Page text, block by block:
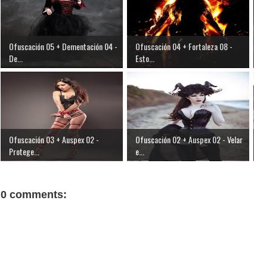
Ofuscación 05 + Dementación 04 -
De...
Ofuscación 04 + Fortaleza 08 -
Esto...
Ofuscación 03 + Auspex 02 -
Protege...
Ofuscación 02 + Auspex 02 - Velar
e...
0 comments: